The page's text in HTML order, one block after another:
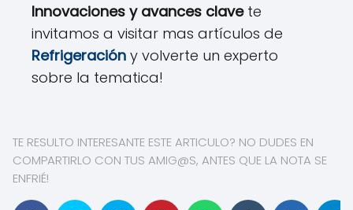
Innovaciones y avances clavete
invitamos a visitar mas artículos de
Refrigeración y volverte un experto
sobre la tematica!
TE RESULTO INTERESANTE ESTE ARTICULO? NO DUDES EN
COMPARTIRLO CON TUS AMIG@S, ANTES QUE LA NOTA SE
ENFRIÉ!